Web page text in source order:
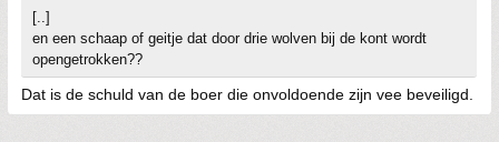
[..]
en een schaap of geitje dat door drie wolven bij de kont wordt
opengetrokken??
Dat is de schuld van de boer die onvoldoende zijn vee beveiligd.